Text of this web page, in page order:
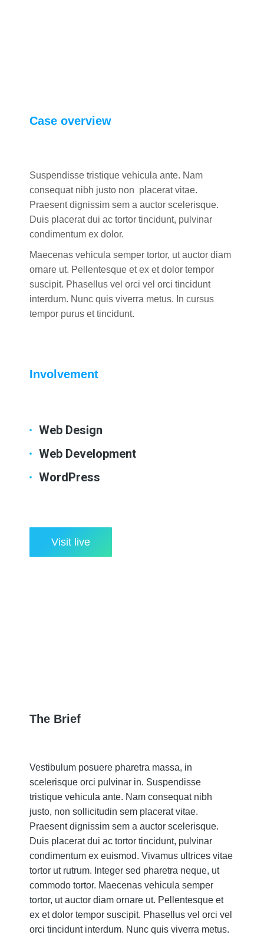
Case overview
Suspendisse tristique vehicula ante. Nam
consequat nibh justo non placerat vitae.
Praesent dignissim sem a auctor scelerisque.
Duis placerat dui ac tortor tincidunt, pulvinar
condimentum ex dolor.
Maecenas vehicula semper tortor, ut auctor diam
ornare ut. Pellentesque et ex et dolor tempor
suscipit. Phasellus vel orci vel orci tincidunt
interdum. Nunc quis viverra metus. In cursus
tempor purus et tincidunt.
Involvement
Web Design
Web Development
WordPress
Visit live
The Brief
Vestibulum posuere pharetra massa, in
scelerisque orci pulvinar in. Suspendisse
tristique vehicula ante. Nam consequat nibh
justo, non sollicitudin sem placerat vitae.
Praesent dignissim sem a auctor scelerisque.
Duis placerat dui ac tortor tincidunt, pulvinar
condimentum ex euismod. Vivamus ultrices vitae
tortor ut rutrum. Integer sed pharetra neque, ut
commodo tortor. Maecenas vehicula semper
tortor, ut auctor diam ornare ut. Pellentesque et
ex et dolor tempor suscipit. Phasellus vel orci vel
orci tincidunt interdum. Nunc quis viverra metus.